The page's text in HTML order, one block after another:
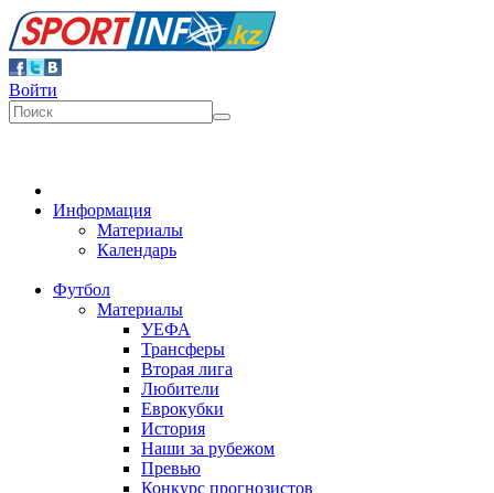
Войти
Информация
Материалы
Календарь
Футбол
Материалы
УЕФА
Трансферы
Вторая лига
Любители
Еврокубки
История
Наши за рубежом
Превью
Конкурс прогнозистов